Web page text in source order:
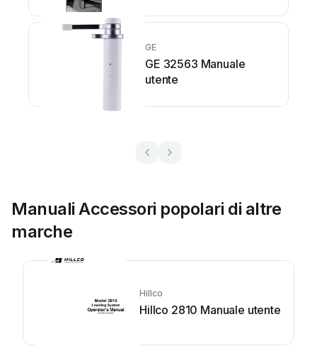
GE
GE 32563 Manuale
utente
Manuali Accessori popolari di altre
marche
Hillco
Hillco 2810 Manuale utente